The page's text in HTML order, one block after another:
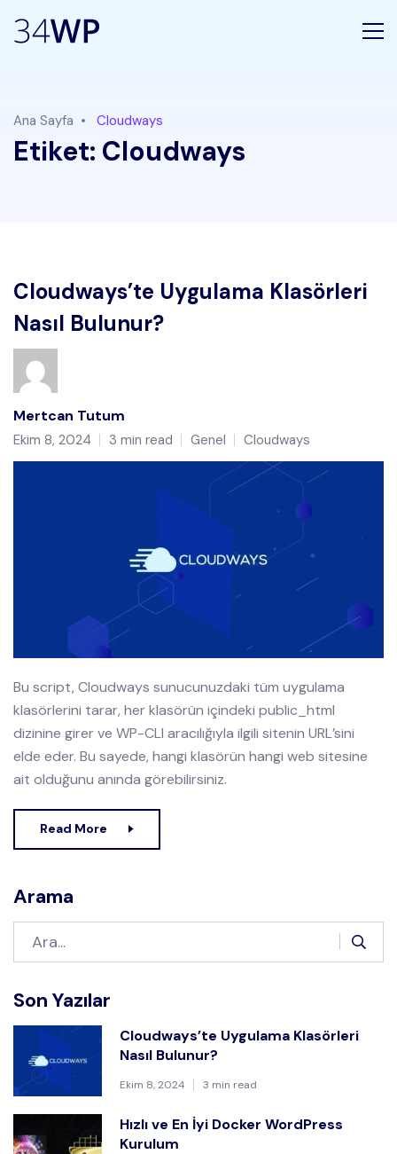
Ana Sayfa Cloudways
Etiket: Cloudways
Cloudways’te Uygulama Klasörleri
Nasıl Bulunur?
Mertcan Tutum
Ekim 8, 2024 3 min read Genel Cloudways
Bu script, Cloudways sunucunuzdaki tüm uygulama
klasörlerini tarar, her klasörün içindeki public_html
dizinine girer ve WP-CLI aracılığıyla ilgili sitenin URL’sini
elde eder. Bu sayede, hangi klasörün hangi web sitesine
ait olduğunu anında görebilirsiniz.
Read More
Arama
Son Yazılar
Cloudways’te Uygulama Klasörleri
Nasıl Bulunur?
Ekim 8, 2024 3 min read
Hızlı ve En İyi Docker WordPress
Kurulum